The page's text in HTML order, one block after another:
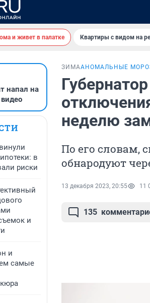
и живет в палатке Квартиры с видом на
напал на
в
риски
и
и
самые
ЗИМААНОМАЛЬНЫЕ
неделю
По его словам,
обнародуют
13 декабря 2023, 20:55 11
135